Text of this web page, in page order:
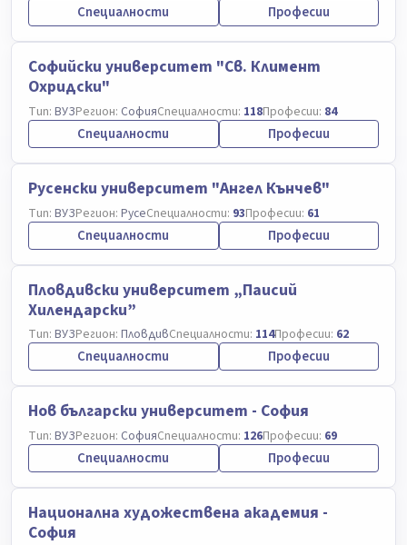
Специалности Професии
Софийски университет "Св. Климент
Охридски"
Тип: ВУЗРегион: СофияСпециалности: 118Професии: 84
Специалности Професии
Русенски университет "Ангел Кънчев"
Тип: ВУЗРегион: РусеСпециалности: 93Професии: 61
Специалности Професии
Пловдивски университет „Паисий
Хилендарски”
Тип: ВУЗРегион: ПловдивСпециалности: 114Професии: 62
Специалности Професии
Нов български университет - София
Тип: ВУЗРегион: СофияСпециалности: 126Професии: 69
Специалности Професии
Национална художествена академия -
София